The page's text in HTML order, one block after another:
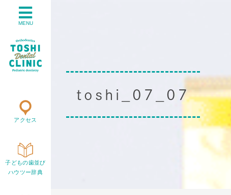
MENU
アクセス
子どもの歯並び
ハウツー辞典
toshi_07_07